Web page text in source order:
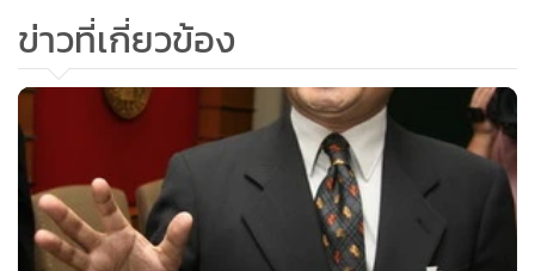
วันเดียวกันนี้ (27 พ.ย.) พ.ต.ท.ทักษิณ ชินวัตร ได้โพสต์ข้อความ
ในเว็บไซต์ ทวิตเตอร์ดอทคอม ว่า " ช่วงนี้ที่ UAE เป็นวันหยุดยาว
ครับ เพราะเป็นวันชาติ UAE ต่อด้วยวันสำคัญทางศาสนาอิสลาม
และถือเป็นการขึ้นปีใหม่ของเขา หรือขึ้นปีฮัจจะเลาะห์ศักราช
"ผมคงจะหายๆไปบ้าง เพราะจะเดินทางไปหลายประเทศ แต่จะ
พยายาม tweet มาเรื่อยๆ คอยเล่าให้ฟัง แต่อย่าลืมบอกรัฐบาล
ด้วยนะครับว่า ใช้ชื่อเดิม ไม่มีชื่อใหม่ อย่าลืมบอกด้วยว่า อย่าไป
ข่าวที่เกี่ยวข้อง